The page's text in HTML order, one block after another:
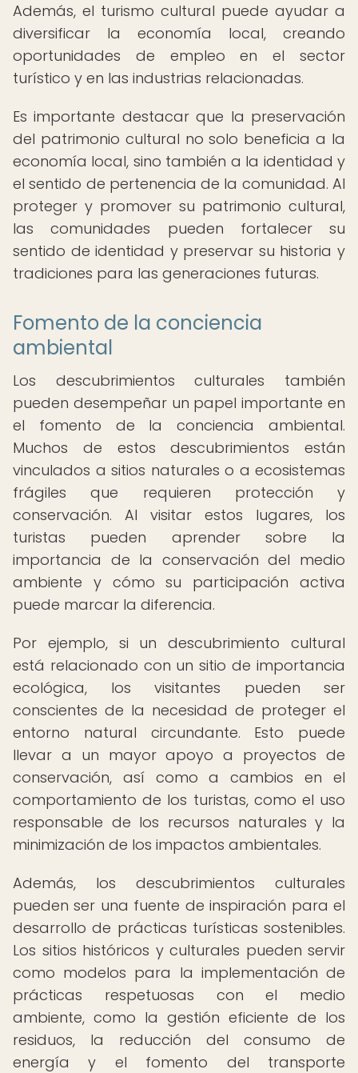
Además, el turismo cultural puede ayudar a
diversificar la economía local, creando
oportunidades de empleo en el sector
turístico y en las industrias relacionadas.
Es importante destacar que la preservación
del patrimonio cultural no solo beneficia a la
economía local, sino también a la identidad y
el sentido de pertenencia de la comunidad. Al
proteger y promover su patrimonio cultural,
las comunidades pueden fortalecer su
sentido de identidad y preservar su historia y
tradiciones para las generaciones futuras.
Fomento de la conciencia
ambiental
Los descubrimientos culturales también
pueden desempeñar un papel importante en
el fomento de la conciencia ambiental.
Muchos de estos descubrimientos están
vinculados a sitios naturales o a ecosistemas
frágiles que requieren protección y
conservación. Al visitar estos lugares, los
turistas pueden aprender sobre la
importancia de la conservación del medio
ambiente y cómo su participación activa
puede marcar la diferencia.
Por ejemplo, si un descubrimiento cultural
está relacionado con un sitio de importancia
ecológica, los visitantes pueden ser
conscientes de la necesidad de proteger el
entorno natural circundante. Esto puede
llevar a un mayor apoyo a proyectos de
conservación, así como a cambios en el
comportamiento de los turistas, como el uso
responsable de los recursos naturales y la
minimización de los impactos ambientales.
Además, los descubrimientos culturales
pueden ser una fuente de inspiración para el
desarrollo de prácticas turísticas sostenibles.
Los sitios históricos y culturales pueden servir
como modelos para la implementación de
prácticas respetuosas con el medio
ambiente, como la gestión eficiente de los
residuos, la reducción del consumo de
energía y el fomento del transporte